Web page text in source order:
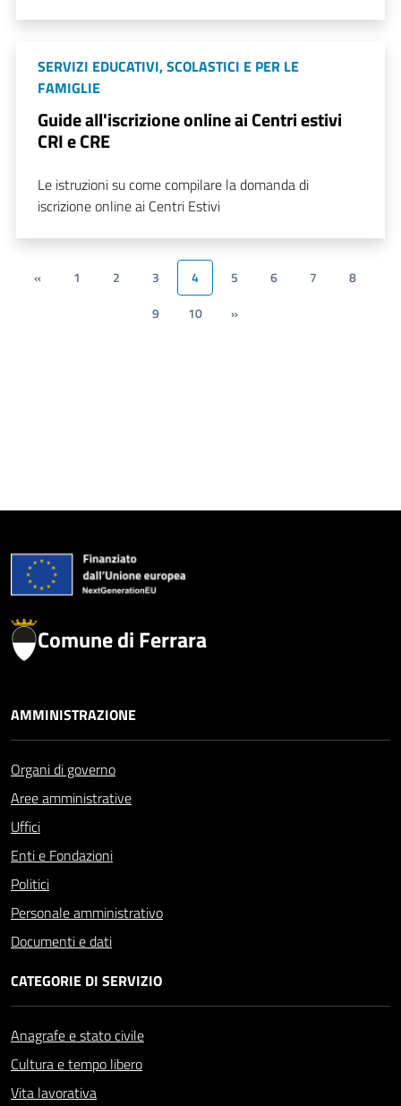
SERVIZI EDUCATIVI, SCOLASTICI E PER LE
FAMIGLIE
Guide all'iscrizione online ai Centri estivi
CRI e CRE
Le istruzioni su come compilare la domanda di
iscrizione online ai Centri Estivi
« 1 2 3 4 5 6 7
8
9
10 »
Comune di Ferrara
AMMINISTRAZIONE
Organi di governo
Aree amministrative
Uffici
Enti e Fondazioni
Politici
Personale amministrativo
Documenti e dati
CATEGORIE DI SERVIZIO
Anagrafe e stato civile
Cultura e tempo libero
Vita lavorativa